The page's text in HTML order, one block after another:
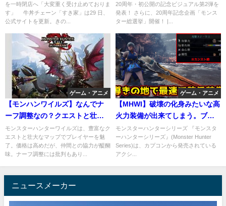
なか卯も
を一時閉店へ「大変重く受け止めておりま
す」 牛丼チェーン「すき家」は29 日、
公式サイトを更新。きの...
20周年・初公開の記念ビジュアル第2弾を
発表！ さらに、20周年記念企画「モンス
ター総選挙」開催！ |...
ゲーム・アニメ
【モンハンワイルズ】なんでナ
ーフ調整なの？クエストと壮大
なマップ
モンスターハンターワイルズは、豊富なク
エストと壮大なマップでプレイヤーを魅
了。価格は高めだが、仲間との協力が醍醐
味。ナーフ調整には批判もあり...
ゲーム・アニメ
【MHWI】破壊の化身みたいな高
火力装備が出来てしまう。ブラ
キウムで覚醒した零距離解放特
化スラアク
モンスターハンターシリーズ 『モンスタ
ーハンターシリーズ』(Monster Hunter
Series)は、カプコンから発売されている
アクシ...
ニュースメーカー